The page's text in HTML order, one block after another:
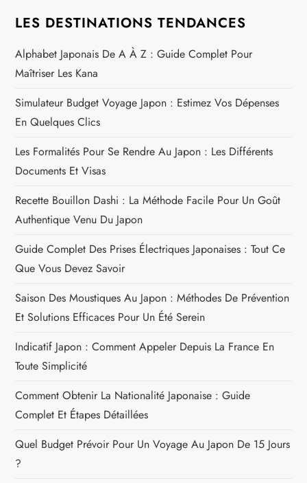
g
a
t
i
o
n
d
e
l
’
a
r
t
i
LES DESTINATIONS TENDANCES
Alphabet Japonais De A À Z : Guide Complet Pour
Maîtriser Les Kana
Simulateur Budget Voyage Japon : Estimez Vos Dépenses
En Quelques Clics
Les Formalités Pour Se Rendre Au Japon : Les Différents
Documents Et Visas
Recette Bouillon Dashi : La Méthode Facile Pour Un Goût
Authentique Venu Du Japon
Guide Complet Des Prises Électriques Japonaises : Tout Ce
Que Vous Devez Savoir
Saison Des Moustiques Au Japon : Méthodes De Prévention
Et Solutions Efficaces Pour Un Été Serein
Indicatif Japon : Comment Appeler Depuis La France En
Toute Simplicité
Comment Obtenir La Nationalité Japonaise : Guide
Complet Et Étapes Détaillées
Quel Budget Prévoir Pour Un Voyage Au Japon De 15 Jours
?